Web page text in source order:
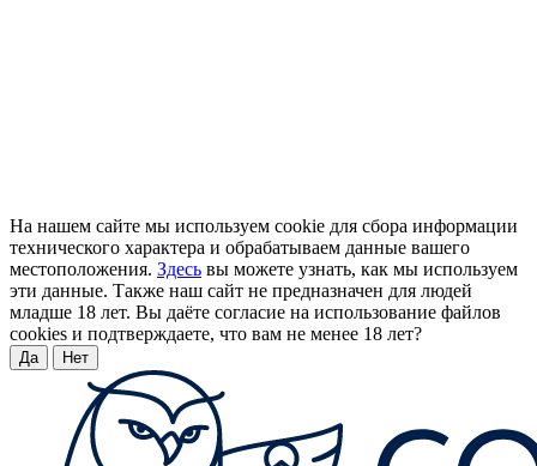
На нашем сайте мы используем cookie для сбора информации
технического характера и обрабатываем данные вашего
местоположения. Здесь вы можете узнать, как мы используем
эти данные. Также наш сайт не предназначен для людей
младше 18 лет. Вы даёте согласие на использование файлов
cookies и подтверждаете, что вам не менее 18 лет?
Да Нет